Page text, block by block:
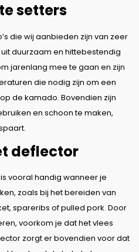
setters
die wij aanbieden zijn van zeer
duurzaam en hittebestendig
jarenlang mee te gaan en zijn
die nodig zijn om een
de kamado. Bovendien zijn
en schoon te maken,
deflector
vooral handig wanneer je
zoals bij het bereiden van
spareribs of pulled pork. Door
voorkom je dat het vlees
zorgt er bovendien voor dat